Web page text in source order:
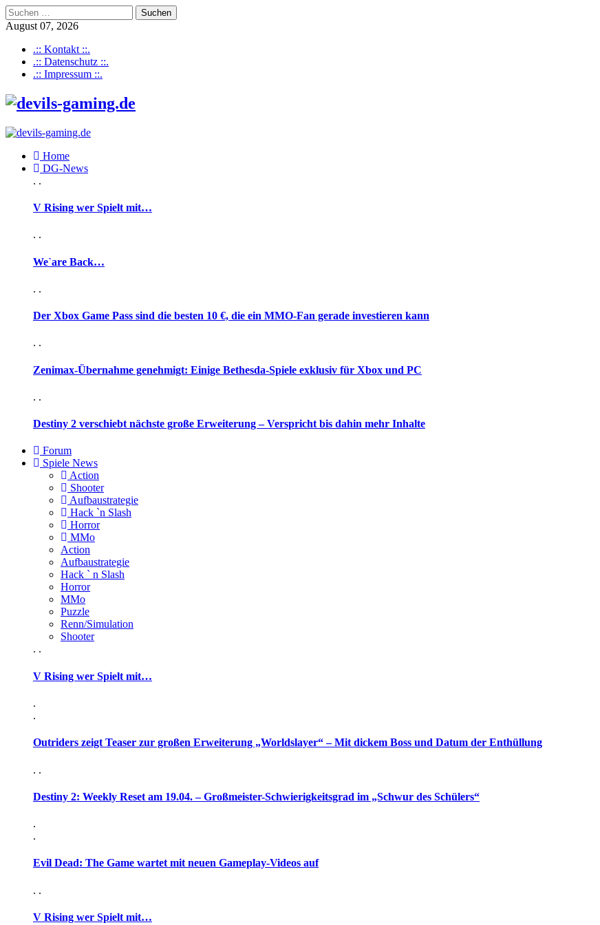
Suchen
nach:
August 07, 2026
.:: Kontakt ::.
.:: Datenschutz ::.
.:: Impressum ::.
Home
DG-News
. .
V Rising wer Spielt mit…
. .
We`are Back…
. .
Der Xbox Game Pass sind die besten 10 €, die ein MMO-Fan gerade investieren kann
. .
Zenimax-Übernahme genehmigt: Einige Bethesda-Spiele exklusiv für Xbox und PC
. .
Destiny 2 verschiebt nächste große Erweiterung – Verspricht bis dahin mehr Inhalte
Forum
Spiele News
Action
Shooter
Aufbaustrategie
Hack `n Slash
Horror
MMo
Action
Aufbaustrategie
Hack ` n Slash
Horror
MMo
Puzzle
Renn/Simulation
Shooter
. .
V Rising wer Spielt mit…
.
.
Outriders zeigt Teaser zur großen Erweiterung „Worldslayer“ – Mit dickem Boss und Datum der Enthüllung
. .
Destiny 2: Weekly Reset am 19.04. – Großmeister-Schwierigkeitsgrad im „Schwur des Schülers“
.
.
Evil Dead: The Game wartet mit neuen Gameplay-Videos auf
. .
V Rising wer Spielt mit…